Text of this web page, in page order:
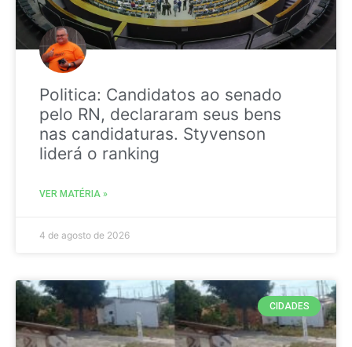
Politica: Candidatos ao senado
pelo RN, declararam seus bens
nas candidaturas. Styvenson
liderá o ranking
VER MATÉRIA »
4 de agosto de 2026
CIDADES